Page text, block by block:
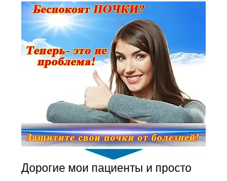
Дорогие мои пациенты и просто